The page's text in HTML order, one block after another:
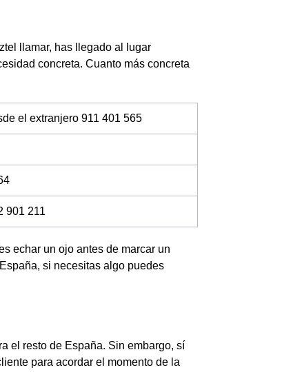
llamar, has llegado al lugar
concreta. Cuanto más concreta
el extranjero 911 401 565
901 211
echar un ojo antes de marcar un
si necesitas algo puedes
el resto de España. Sin embargo, sí
para acordar el momento de la